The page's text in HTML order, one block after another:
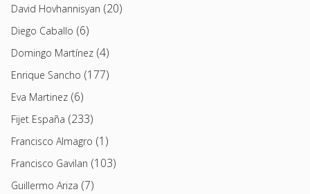
David Hovhannisyan (20)
Diego Caballo (6)
Domingo Martínez (4)
Enrique Sancho (177)
Eva Martinez (6)
Fijet España (233)
Francisco Almagro (1)
Francisco Gavilan (103)
Guillermo Ariza (7)